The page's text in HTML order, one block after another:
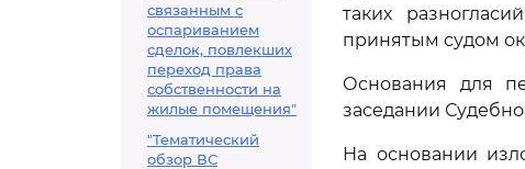
связанным с
оспариванием
сделок, повлекших
переход права
собственности на
жилые помещения"
"Тематический
обзор ВС
таких
принятым судом
Основания для
заседании
На основании